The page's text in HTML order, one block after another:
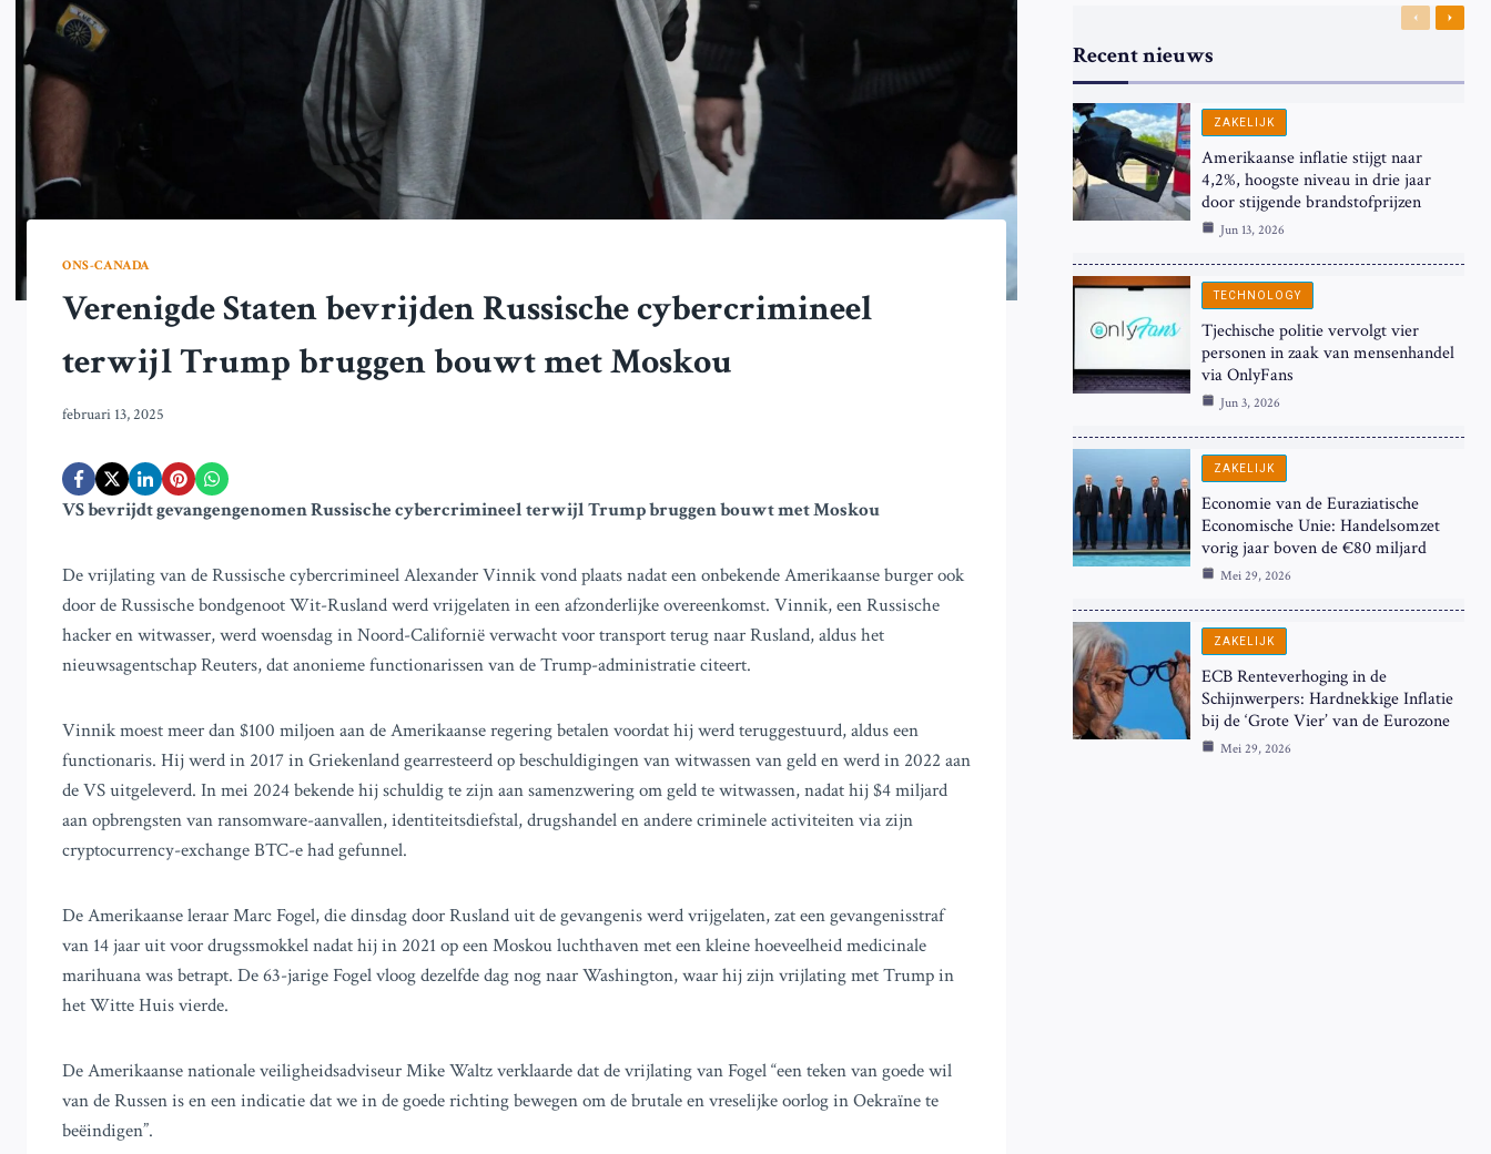
ONS-CANADA
Verenigde Staten bevrijden Russische cybercrimineel
terwijl Trump bruggen bouwt met Moskou
februari 13, 2025
VS bevrijdt gevangengenomen Russische cybercrimineel terwijl Trump bruggen bouwt met Moskou
De vrijlating van de Russische cybercrimineel Alexander Vinnik vond plaats nadat een onbekende Amerikaanse burger ook
door de Russische bondgenoot Wit-Rusland werd vrijgelaten in een afzonderlijke overeenkomst. Vinnik, een Russische
hacker en witwasser, werd woensdag in Noord-Californië verwacht voor transport terug naar Rusland, aldus het
nieuwsagentschap Reuters, dat anonieme functionarissen van de Trump-administratie citeert.
Vinnik moest meer dan $100 miljoen aan de Amerikaanse regering betalen voordat hij werd teruggestuurd, aldus een
functionaris. Hij werd in 2017 in Griekenland gearresteerd op beschuldigingen van witwassen van geld en werd in 2022 aan
de VS uitgeleverd. In mei 2024 bekende hij schuldig te zijn aan samenzwering om geld te witwassen, nadat hij $4 miljard
aan opbrengsten van ransomware-aanvallen, identiteitsdiefstal, drugshandel en andere criminele activiteiten via zijn
cryptocurrency-exchange BTC-e had gefunnel.
De Amerikaanse leraar Marc Fogel, die dinsdag door Rusland uit de gevangenis werd vrijgelaten, zat een gevangenisstraf
van 14 jaar uit voor drugssmokkel nadat hij in 2021 op een Moskou luchthaven met een kleine hoeveelheid medicinale
marihuana was betrapt. De 63-jarige Fogel vloog dezelfde dag nog naar Washington, waar hij zijn vrijlating met Trump in
het Witte Huis vierde.
De Amerikaanse nationale veiligheidsadviseur Mike Waltz verklaarde dat de vrijlating van Fogel “een teken van goede wil
van de Russen is en een indicatie dat we in de goede richting bewegen om de brutale en vreselijke oorlog in Oekraïne te
beëindigen”.
Recent nieuws
Previous
Next
ZAKELIJK
Amerikaanse inflatie stijgt naar
4,2%, hoogste niveau in drie jaar
door stijgende brandstofprijzen
Jun 13, 2026
TECHNOLOGY
Tjechische politie vervolgt vier
personen in zaak van mensenhandel
via OnlyFans
Jun 3, 2026
ZAKELIJK
Economie van de Euraziatische
Economische Unie: Handelsomzet
vorig jaar boven de €80 miljard
Mei 29, 2026
ZAKELIJK
ECB Renteverhoging in de
Schijnwerpers: Hardnekkige Inflatie
bij de ‘Grote Vier’ van de Eurozone
Mei 29, 2026